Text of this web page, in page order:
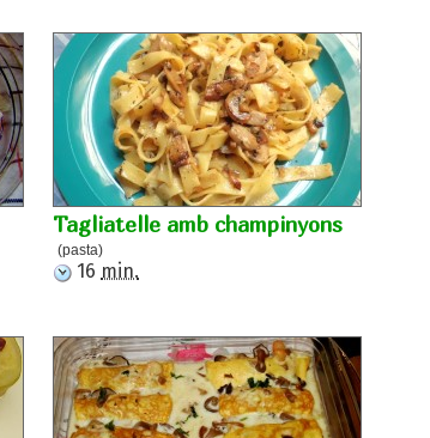
Tagliatelle amb champinyons
(pasta)
16 min.